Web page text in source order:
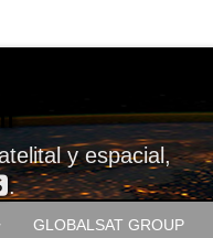
y espacial,
GLOBALSAT GROUP